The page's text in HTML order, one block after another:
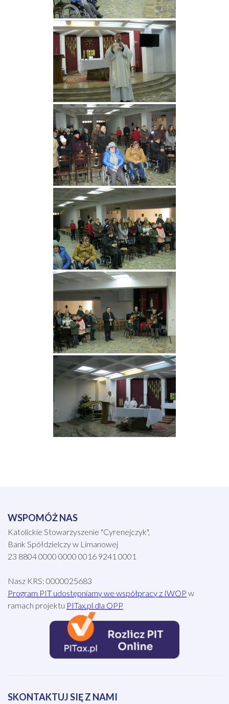
WSPOMÓŻ NAS
Katolickie Stowarzyszenie "Cyrenejczyk",
Bank Spółdzielczy w Limanowej
23 8804 0000 0000 0016 9241 0001
Nasz KRS: 0000025683
Program PIT udostępniamy we współpracy z IWOP w
ramach projektu PITax.pl dla OPP
SKONTAKTUJ SIĘ Z NAMI